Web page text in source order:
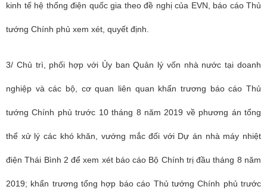
kinh tế hệ thống điện quốc gia theo đề nghị của EVN, báo cáo Thủ
tướng Chính phủ xem xét, quyết định.
3/ Chủ trì, phối hợp với Ủy ban Quản lý vốn nhà nước tại doanh
nghiệp và các bộ, cơ quan liên quan khẩn trương báo cáo Thủ
tướng Chính phủ trước 10 tháng 8 năm 2019 về phương án tổng
thể xử lý các khó khăn, vướng mắc đối với Dự án nhà máy nhiệt
điện Thái Bình 2 để xem xét báo cáo Bộ Chính trị đầu tháng 8 năm
2019; khẩn trương tổng hợp báo cáo Thủ tướng Chính phủ trước